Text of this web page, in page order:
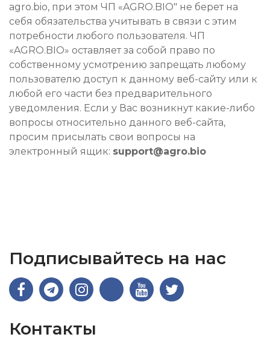
agro.bio, при этом ЧП «AGRO.BIO" не берет на
себя обязательства учитывать в связи с этим
потребности любого пользователя. ЧП
«AGRO.BIO» оставляет за собой право по
собственному усмотрению запрещать любому
пользователю доступ к данному веб-сайту или к
любой его части без предварительного
уведомления. Если у Вас возникнут какие-либо
вопросы относительно данного веб-сайта,
просим присылать свои вопросы на
электронный ящик: support@agro.bio
Подписывайтесь на нас
Контакты